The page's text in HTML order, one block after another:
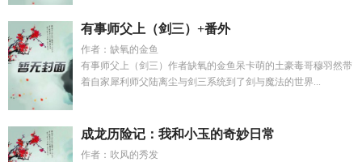
有事师父上（剑三）+番外
作者：缺氧的金鱼
有事师父上（剑三）作者缺氧的金鱼呆卡萌的土豪毒哥穆羽然带
着自家犀利师父陆离尘与剑三系统到了剑与魔法的世界...
成龙历险记：我和小玉的奇妙日常
作者：吹风的秀发